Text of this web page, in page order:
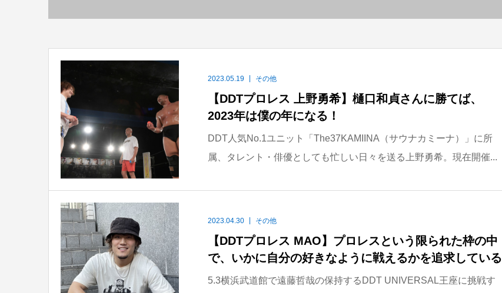
2023.05.19 その他
【DDTプロレス 上野勇希】樋口和貞さんに勝てば、
2023年は僕の年になる！
DDT人気No.1ユニット「The37KAMIINA（サウナカミーナ）」に所
属、タレント・俳優としても忙しい日々を送る上野勇希。現在開催...
2023.04.30 その他
【DDTプロレス MAO】プロレスという限られた枠の中
で、いかに自分の好きなように戦えるかを追求している
5.3横浜武道館で遠藤哲哉の保持するDDT UNIVERSAL王座に挑戦す